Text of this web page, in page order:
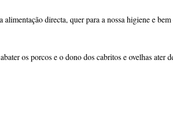
directa, quer para a nossa higiene e
os porcos e o dono dos cabritos e ovelhas